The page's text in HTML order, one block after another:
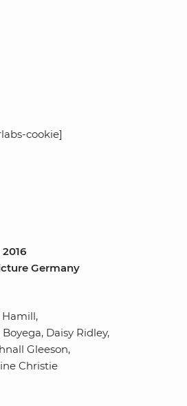
cookie]
Germany
Hamill,
Daisy Ridley,
Gleeson,
Christie